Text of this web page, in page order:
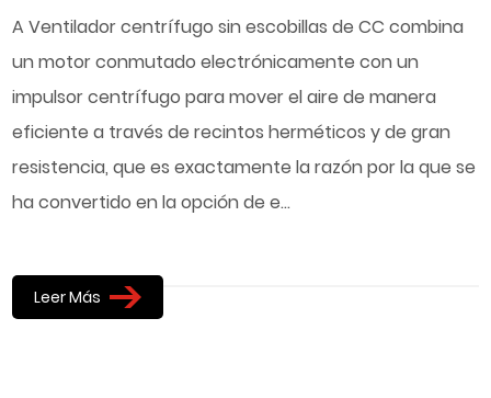
A Ventilador centrífugo sin escobillas de CC combina
un motor conmutado electrónicamente con un
impulsor centrífugo para mover el aire de manera
eficiente a través de recintos herméticos y de gran
resistencia, que es exactamente la razón por la que se
ha convertido en la opción de e...
Leer Más